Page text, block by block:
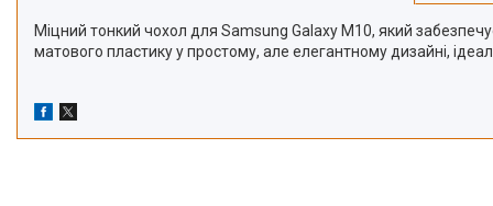
Міцний тонкий чохол для Samsung Galaxy М10, який
матового пластику у простому, але елегантному дизайні,